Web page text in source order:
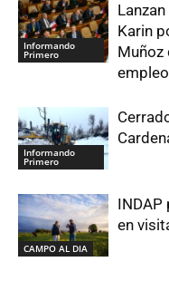
Informando
Primero
Karin
Muñoz
Informando
Primero
CAMPO AL DIA
INDAP
en